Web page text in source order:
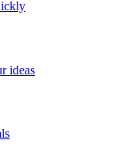
ideas